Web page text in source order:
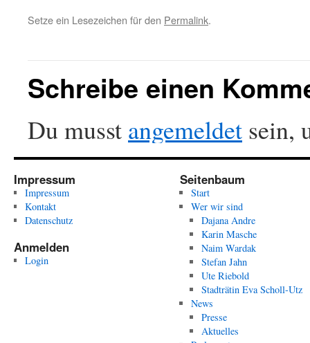
Setze ein Lesezeichen für den Permalink.
Schreibe einen
Du musst angemeldet sein,
Impressum
Impressum
Kontakt
Datenschutz
Anmelden
Login
Seitenbaum
Start
Wer wir sind
Dajana Andre
Karin Masche
Naim Wardak
Stefan Jahn
Ute Riebold
Stadträtin Eva Scholl-Utz
News
Presse
Aktuelles